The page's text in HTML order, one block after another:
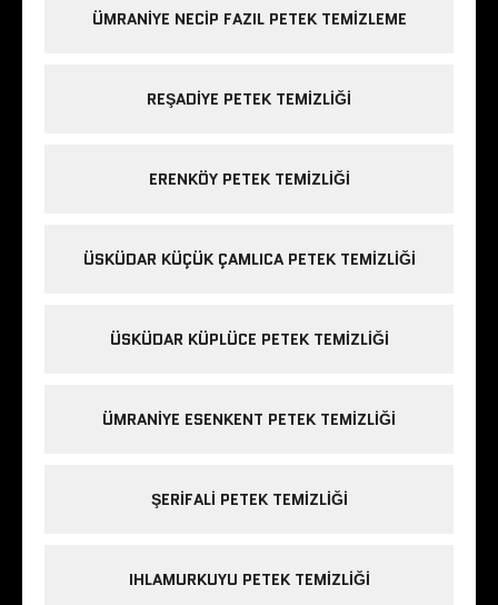
ÜMRANIYE NECIP FAZIL PETEK TEMIZLEME
REŞADIYE PETEK TEMIZLIĞI
ERENKÖY PETEK TEMIZLIĞI
ÜSKÜDAR KÜÇÜK ÇAMLICA PETEK TEMIZLIĞI
ÜSKÜDAR KÜPLÜCE PETEK TEMIZLIĞI
ÜMRANIYE ESENKENT PETEK TEMIZLIĞI
ŞERIFALI PETEK TEMIZLIĞI
IHLAMURKUYU PETEK TEMIZLIĞI